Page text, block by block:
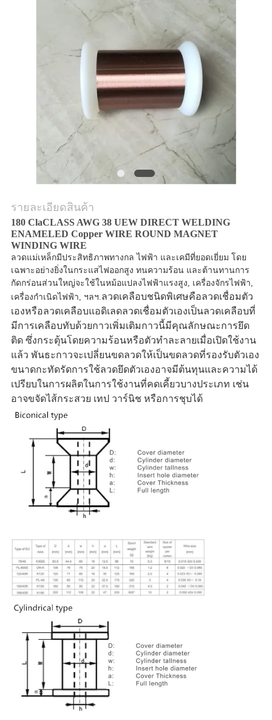
แผนผัง
PRIVACY
POLICY
รายละเอียดสินค้า
180 ClaCLASS AWG 38 UEW DIRECT WELDING
ENAMELED Copper WIRE ROUND MAGNET
WINDING WIRE
ลวดแม่เหล็กมีประสิทธิภาพทางกล ไฟฟ้า และเคมีที่ยอดเยี่ยม โดย
เฉพาะอย่างยิ่งในกระแสไฟออกสูง ทนความร้อน และต้านทานการ
กัดกร่อนส่วนใหญ่จะใช้ในหม้อแปลงไฟฟ้าแรงสูง, เครื่องจักรไฟฟ้า,
เครื่องกำเนิดไฟฟ้า, ฯลฯ.ลวดเคลือบชนิดพิเศษคือลวดเชื่อมตัว
เองหรือลวดเคลือบแอดิเลดลวดเชื่อมตัวเองเป็นลวดเคลือบที่
มีการเคลือบทับด้วยกาวเพิ่มเติมกาวนี้มีคุณลักษณะการยึด
ติด ซึ่งกระตุ้นโดยความร้อนหรือตัวทำละลายเมื่อเปิดใช้งาน
แล้ว พันธะกาวจะเปลี่ยนขดลวดให้เป็นขดลวดที่รองรับตัวเอง
ขนาดกะทัดรัดการใช้ลวดยึดตัวเองอาจมีต้นทุนและความได้
เปรียบในการผลิตในการใช้งานที่คดเคี้ยวบางประเภท เช่น
อาจขจัดไส้กระสวย เทป วาร์นิช หรือการชุบได้